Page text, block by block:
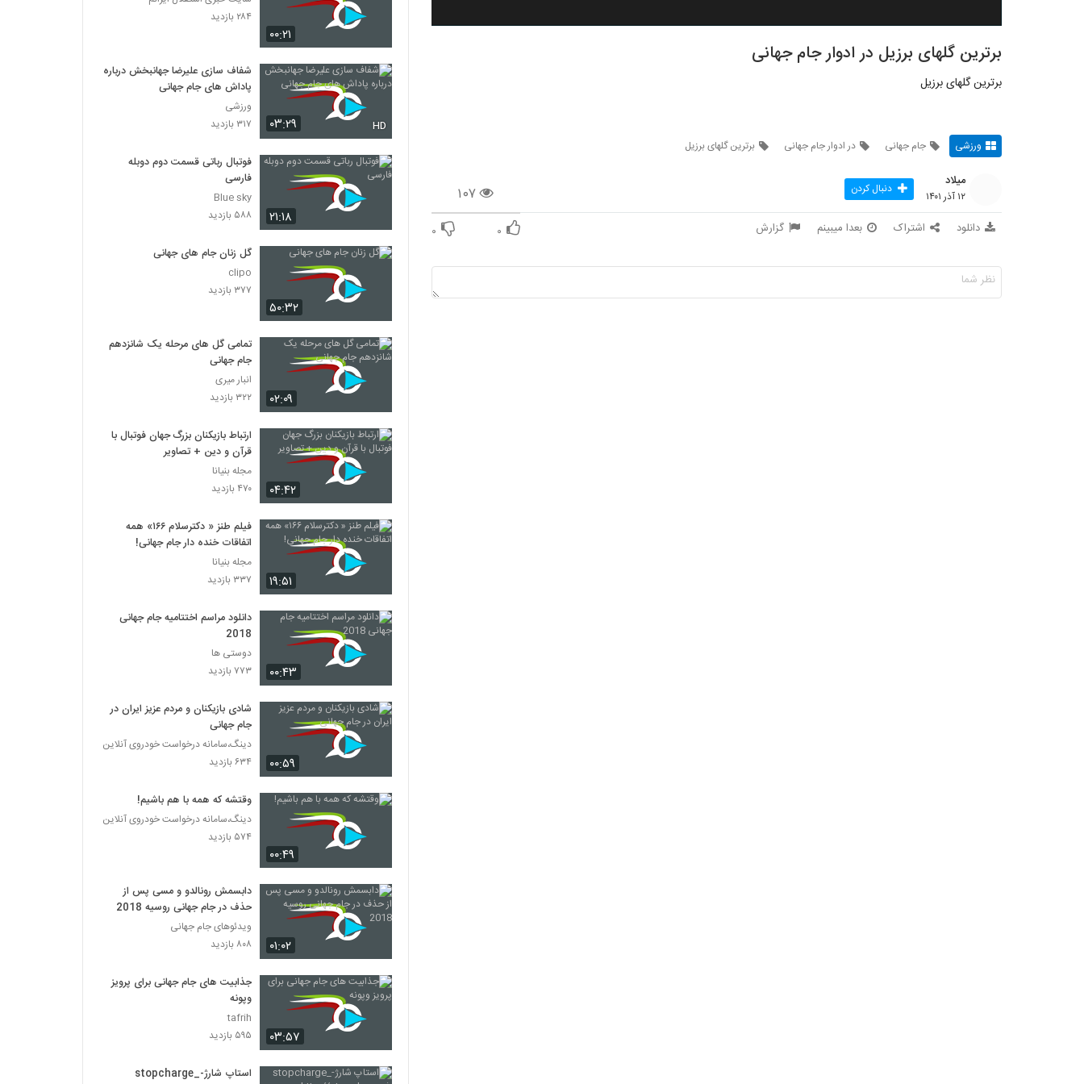
برترین گلهای برزیل در ادوار جام جهانی
برترین گلهای برزیل
ورزشی جام جهانی در ادوار جام جهانی برترین گلهای برزیل
۱۰۷
میلاد
۱۲ آذر ۱۴۰۱ دنبال کردن
دانلود اشتراک بعدا میبینم گزارش ۰ ۰
۰۰:۲۱
۲۸۴ بازدید
۰۳:۲۹ HD
شفاف سازی علیرضا جهانبخش درباره
پاداش‌ های جام جهانی
ورزشی
۳۱۷ بازدید
۲۱:۱۸
فوتبال رباتی قسمت دوم دوبله
فارسی
Blue sky
۵۸۸ بازدید
۵۰:۳۲
گل زنان جام های جهانی
clipo
۳۷۷ بازدید
۰۲:۰۹
تمامی گل های مرحله یک شانزدهم
جام جهانی
انبار میری
۳۲۲ بازدید
۰۴:۴۲
ارتباط بازیکنان بزرگ جهان فوتبال با
قرآن و دین + تصاویر
مجله بنیانا
۴۷۰ بازدید
۱۹:۵۱
فیلم طنز « دکترسلام ۱۶۶» همه
اتفاقات خنده دار جام جهانی!
مجله بنیانا
۳۳۷ بازدید
۰۰:۴۳
دانلود مراسم اختتامیه جام جهانی
2018
دوستی ها
۷۷۳ بازدید
۰۰:۵۹
شادی بازیکنان و مردم عزیز ایران در
جام جهانی
دینگ،سامانه درخواست خودروی آنلاین
۶۳۴ بازدید
۰۰:۴۹
وقتشه که همه با هم باشیم!
دینگ،سامانه درخواست خودروی آنلاین
۵۷۴ بازدید
۰۱:۰۲
دابسمش رونالدو و مسی پس از
حذف در جام جهانی روسیه 2018
ویدئوهای جام جهانی
۸۰۸ بازدید
۰۳:۵۷
جذابیت های جام جهانی برای پرویز
وپونه
tafrih
۵۹۵ بازدید
استاپ شارژ-stopcharge_